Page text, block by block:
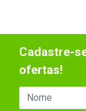
Cadastre-
ofertas!